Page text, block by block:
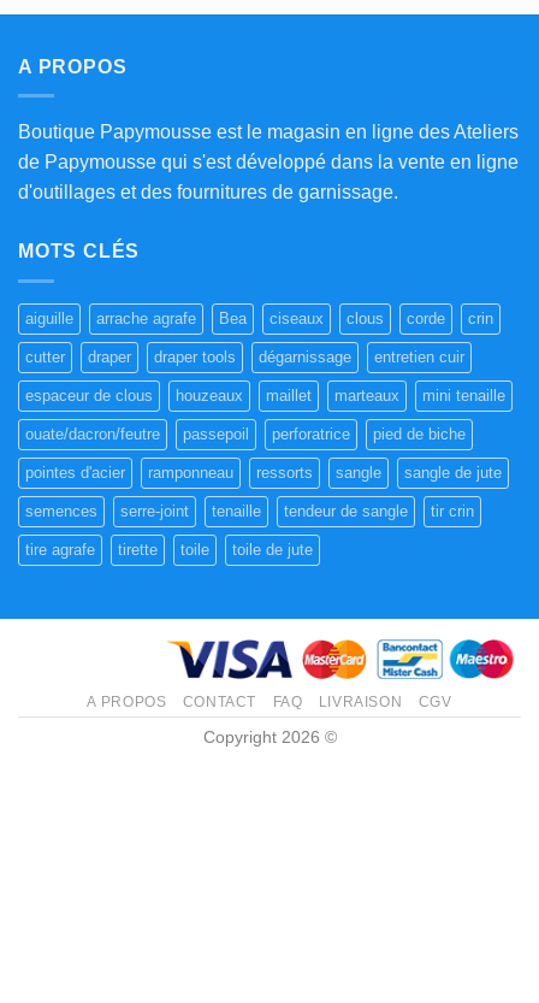
A PROPOS
Boutique Papymousse est le magasin en ligne des Ateliers
de Papymousse qui s'est développé dans la vente en ligne
d'outillages et des fournitures de garnissage.
MOTS CLÉS
aiguille arrache agrafe Bea ciseaux clous corde crin
cutter draper draper tools dégarnissage entretien cuir
espaceur de clous houzeaux maillet marteaux mini tenaille
ouate/dacron/feutre passepoil perforatrice pied de biche
pointes d'acier ramponneau ressorts sangle sangle de jute
semences serre-joint tenaille tendeur de sangle tir crin
tire agrafe tirette toile toile de jute
A PROPOS CONTACT FAQ LIVRAISON CGV
Copyright 2026 ©